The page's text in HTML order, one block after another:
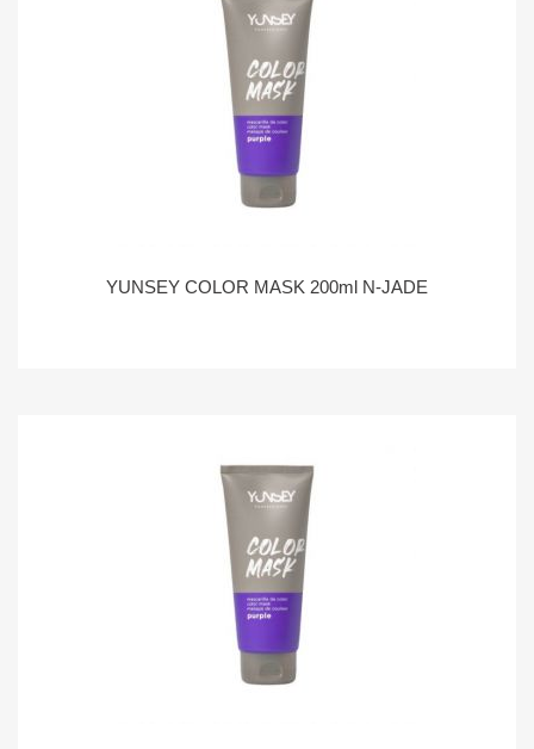
YUNSEY COLOR MASK 200ml N-JADE